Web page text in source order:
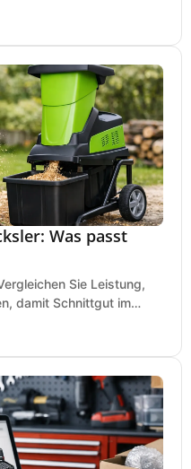
Was passt
Sie Leistung,
damit Schnittgut im